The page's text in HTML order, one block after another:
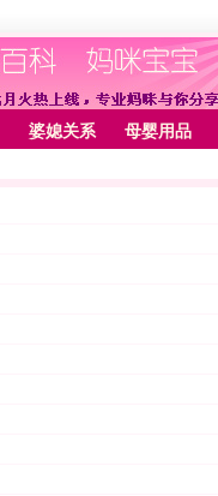
婆媳关系 母婴用品